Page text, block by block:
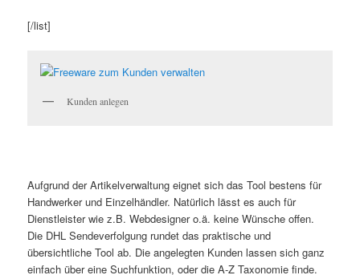
[/list]
Kunden anlegen
Aufgrund der Artikelverwaltung eignet sich das Tool bestens für
Handwerker und Einzelhändler. Natürlich lässt es auch für
Dienstleister wie z.B. Webdesigner o.ä. keine Wünsche offen.
Die DHL Sendeverfolgung rundet das praktische und
übersichtliche Tool ab. Die angelegten Kunden lassen sich ganz
einfach über eine Suchfunktion, oder die A-Z Taxonomie finde.